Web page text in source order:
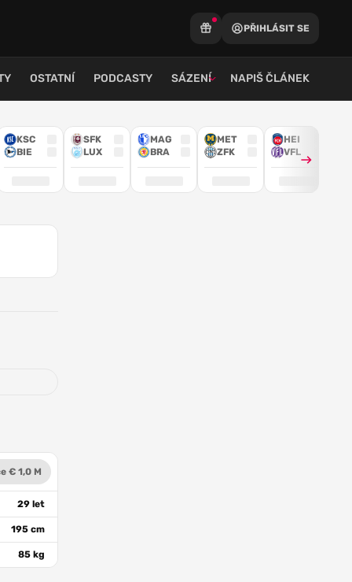
PŘIHLÁSIT SE
OSTATNÍ PODCASTY SÁZENÍ NAPIŠ ČLÁNEK
KSC
BIE
SFK
LUX
MAG
BRA
MET
ZFK
HEI
VFL
€ 1,0 M
29 let
195 cm
85 kg